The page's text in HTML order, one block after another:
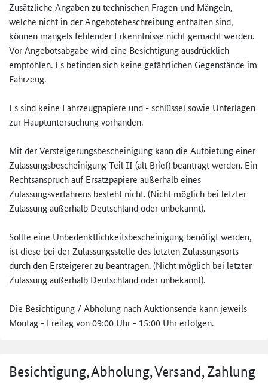
Zusätzliche Angaben zu technischen Fragen und Mängeln,
welche nicht in der Angebotebeschreibung enthalten sind,
können mangels fehlender Erkenntnisse nicht gemacht werden.
Vor Angebotsabgabe wird eine Besichtigung ausdrücklich
empfohlen. Es befinden sich keine gefährlichen Gegenstände im
Fahrzeug.
Es sind keine Fahrzeugpapiere und - schlüssel sowie Unterlagen
zur Hauptuntersuchung vorhanden.
Mit der Versteigerungsbescheinigung kann die Aufbietung einer
Zulassungsbescheinigung Teil II (alt Brief) beantragt werden. Ein
Rechtsanspruch auf Ersatzpapiere außerhalb eines
Zulassungsverfahrens besteht nicht. (Nicht möglich bei letzter
Zulassung außerhalb Deutschland oder unbekannt).
Sollte eine Unbedenktlichkeitsbescheinigun­g benötigt werden,
ist diese bei der Zulassungsstelle des letzten Zulassungsorts
durch den Ersteigerer zu beantragen. (Nicht möglich bei letzter
Zulassung außerhalb Deutschland oder unbekannt).
Die Besichtigung / Abholung nach Auktionsende kann jeweils
Montag - Freitag von 09:00 Uhr - 15:00 Uhr erfolgen.
Besichtigung, Abholung, Versand, Zahlung